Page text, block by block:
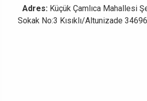
Adres:Küçük Çamlıca Mahallesi
Sokak No:3 Kısıklı/Altunizade